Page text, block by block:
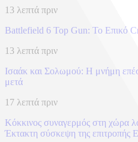
13 λεπτά πριν
Battlefield 6 Top Gun: Το Επικό
13 λεπτά πριν
Ισαάκ και Σολωμού: Η μνήμη
μετά
17 λεπτά πριν
Κόκκινος συναγερμός στη χώρα
Έκτακτη σύσκεψη της επιτροπής